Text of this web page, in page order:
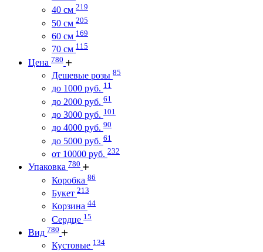
40 см 219
50 см 205
60 см 169
70 см 115
Цена 780
Дешевые розы 85
до 1000 руб. 11
до 2000 руб. 61
до 3000 руб. 101
до 4000 руб. 90
до 5000 руб. 61
от 10000 руб. 232
Упаковка 780
Коробка 86
Букет 213
Корзина 44
Сердце 15
Вид 780
Кустовые 134